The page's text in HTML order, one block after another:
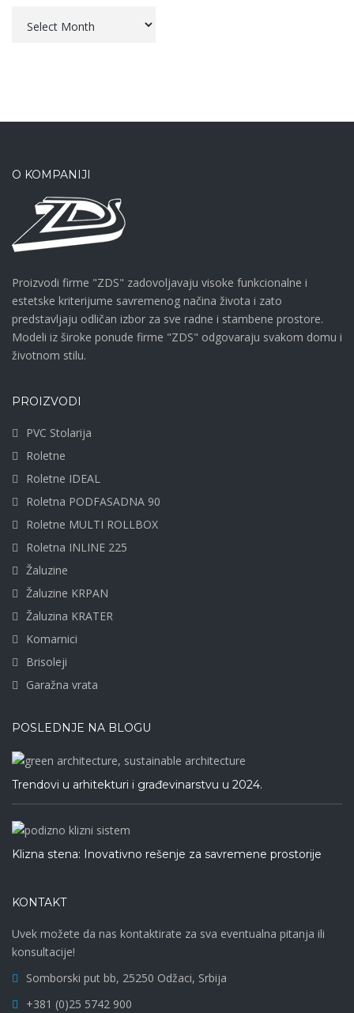
vesti
O KOMPANIJI
Proizvodi firme "ZDS" zadovoljavaju visoke funkcionalne i
estetske kriterijume savremenog načina života i zato
predstavljaju odličan izbor za sve radne i stambene prostore.
Modeli iz široke ponude firme "ZDS" odgovaraju svakom domu i
životnom stilu.
PROIZVODI
PVC Stolarija
Roletne
Roletne IDEAL
Roletna PODFASADNA 90
Roletne MULTI ROLLBOX
Roletna INLINE 225
Žaluzine
Žaluzine KRPAN
Žaluzina KRATER
Komarnici
Brisoleji
Garažna vrata
POSLEDNJE NA BLOGU
Trendovi u arhitekturi i građevinarstvu u 2024.
Klizna stena: Inovativno rešenje za savremene prostorije
KONTAKT
Uvek možete da nas kontaktirate za sva eventualna pitanja ili
konsultacije!
Somborski put bb, 25250 Odžaci, Srbija
+381 (0)25 5742 900